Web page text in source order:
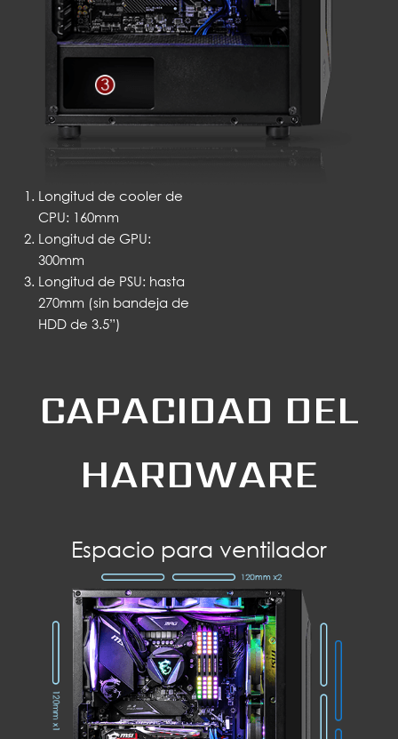
Longitud de cooler de
CPU: 160mm
Longitud de GPU:
300mm
Longitud de PSU: hasta
270mm (sin bandeja de
HDD de 3.5”)
CAPACIDAD DEL
HARDWARE
Espacio para ventilador